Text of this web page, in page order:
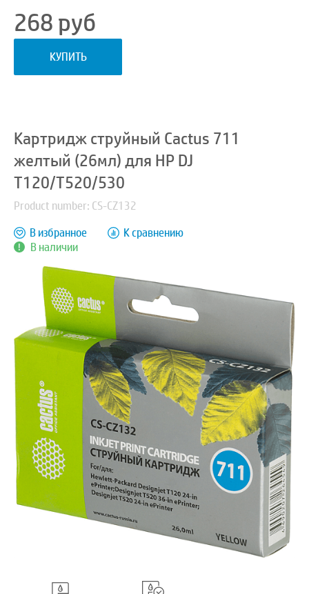
268руб
КУПИТЬ
Картридж струйный Cactus 711
желтый (26мл) для HP DJ
T120/T520/530
Product number: CS-CZ132
В наличии
В избранное К сравнению